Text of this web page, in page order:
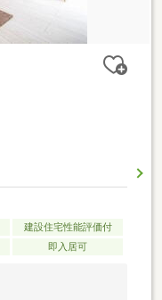
建設住宅性能評価付
即入居可